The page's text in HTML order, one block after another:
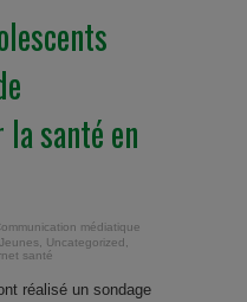
santé en
médiatique
Jeunes, Uncategorized,
santé
réalisé un sondage